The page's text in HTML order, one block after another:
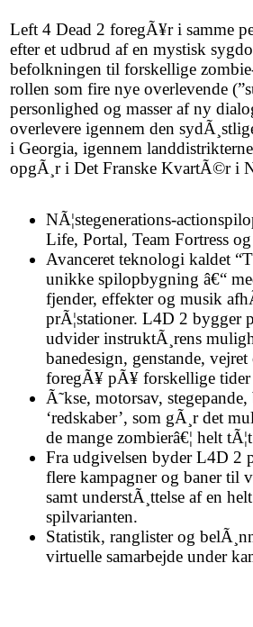
Left 4 Dead 2 foregÃ¥r i samme
efter et udbrud af en mystisk
befolkningen til forskellige
rollen som fire nye overlevende
personlighed og masser af ny
overlevere igennem den
i Georgia, igennem
opgÃ¸r i Det Franske KvartÃ©r i
NÃ¦stegenerations-
Life, Portal, Team Fortress
Avanceret teknologi kaldet
unikke spilopbygning â€“
fjender, effekter og musik
prÃ¦stationer. L4D 2 bygger
udvider instruktÃ¸rens
banedesign, genstande,
foregÃ¥ pÃ¥ forskellige
Ã˜kse, motorsav,
‘redskaber’, som gÃ¸r det
de mange zombierâ€¦ helt
Fra udgivelsen byder L4D 2
flere kampagner og baner til
samt understÃ¸ttelse af en
spilvarianten.
Statistik, ranglister og
virtuelle samarbejde under